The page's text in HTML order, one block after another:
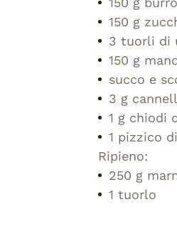
150 g burro
150 g
3 tuorli di
150 g
succo e
3 g
1 g chiodi
1 pizzico
Ripieno:
250 g
1 tuorlo